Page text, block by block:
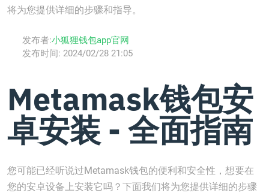
将为您提供详细的步骤和指导。
发布者:小狐狸钱包app官网
发布时间: 2024/02/28 21:05
Metamask钱包安
卓安装 - 全面指南
您可能已经听说过Metamask钱包的便利和安全性，想要在
您的安卓设备上安装它吗？下面我们将为您提供详细的步骤